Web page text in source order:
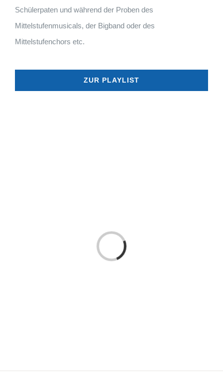
Schülerpaten und während der Proben des
Mittelstufenmusicals, der Bigband oder des
Mittelstufenchors etc.
ZUR PLAYLIST
Laden...